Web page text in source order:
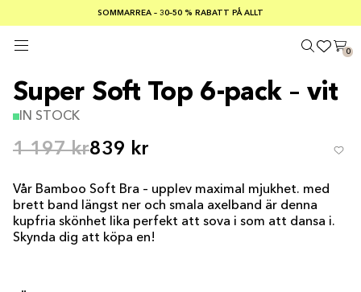
SOMMARREA – 30–50 % RABATT PÅ ALLT
FRI FRAKT PÅ KÖP ÖVER €100
Säker betalning med
0
Super Soft Top 6-pack – vit
IN STOCK
1 197 kr839 kr
Vår Bamboo Soft Bra – upplev maximal mjukhet. med
brett band längst ner och smala axelband är denna
kupfria skönhet lika perfekt att sova i som att dansa i.
Skynda dig att köpa en!